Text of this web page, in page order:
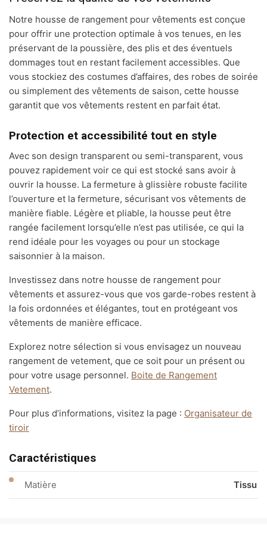
Notre housse de rangement pour vêtements est conçue
pour offrir une protection optimale à vos tenues, en les
préservant de la poussière, des plis et des éventuels
dommages tout en restant facilement accessibles. Que
vous stockiez des costumes d’affaires, des robes de soirée
ou simplement des vêtements de saison, cette housse
garantit que vos vêtements restent en parfait état.
Protection et accessibilité tout en style
Avec son design transparent ou semi-transparent, vous
pouvez rapidement voir ce qui est stocké sans avoir à
ouvrir la housse. La fermeture à glissière robuste facilite
l’ouverture et la fermeture, sécurisant vos vêtements de
manière fiable. Légère et pliable, la housse peut être
rangée facilement lorsqu’elle n’est pas utilisée, ce qui la
rend idéale pour les voyages ou pour un stockage
saisonnier à la maison.
Investissez dans notre housse de rangement pour
vêtements et assurez-vous que vos garde-robes restent à
la fois ordonnées et élégantes, tout en protégeant vos
vêtements de manière efficace.
Explorez notre sélection si vous envisagez un nouveau
rangement de vetement, que ce soit pour un présent ou
pour votre usage personnel. Boite de Rangement
Vetement.
Pour plus d’informations, visitez la page : Organisateur de
tiroir
Caractéristiques
Matière Tissu